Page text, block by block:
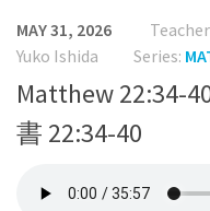
MAY 31, 2026
Yuko Ishida
Series:
Matthew 22:34-
書 22:34-40